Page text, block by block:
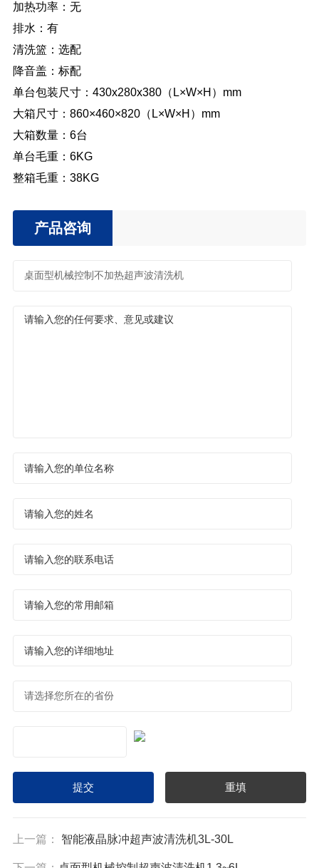
加热功率：无
排水：有
清洗篮：选配
降音盖：标配
单台包装尺寸：430x280x380（L×W×H）mm
大箱尺寸：860×460×820（L×W×H）mm
大箱数量：6台
单台毛重：6KG
整箱毛重：38KG
产品咨询
上一篇： 智能液晶脉冲超声波清洗机3L-30L